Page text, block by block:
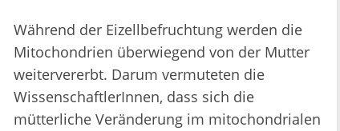
Während der Eizellbefruchtung werden die
Mitochondrien überwiegend von der Mutter
weitervererbt. Darum vermuteten die
WissenschaftlerInnen, dass sich die
mütterliche Veränderung im mitochondrialen